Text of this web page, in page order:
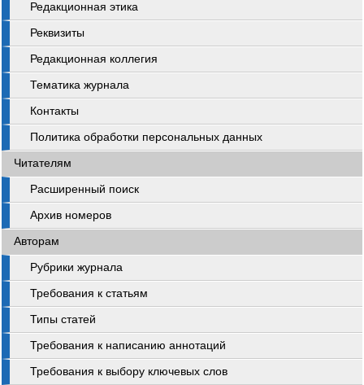
Редакционная этика
Реквизиты
Редакционная коллегия
Тематика журнала
Контакты
Политика обработки персональных данных
Читателям
Расширенный поиск
Архив номеров
Авторам
Рубрики журнала
Требования к статьям
Типы статей
Требования к написанию аннотаций
Требования к выбору ключевых слов